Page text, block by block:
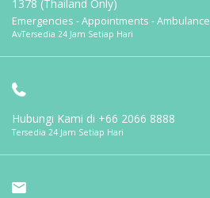
1378 (Thailand Only)
Emergencies - Appointments - Ambulance
AvTersedia 24 Jam Setiap Hari
Hubungi Kami di +66 2066 8888
Tersedia 24 Jam Setiap Hari